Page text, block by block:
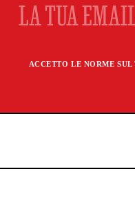
ACCETTO LE NORME